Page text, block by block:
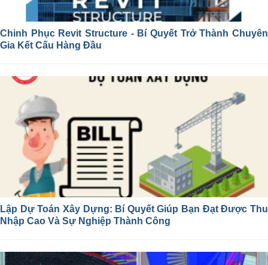
Chinh Phục Revit Structure - Bí Quyết Trở Thành Chuyên
Gia Kết Cấu Hàng Đầu
Lập Dự Toán Xây Dựng: Bí Quyết Giúp Bạn Đạt Được Thu
Nhập Cao Và Sự Nghiệp Thành Công